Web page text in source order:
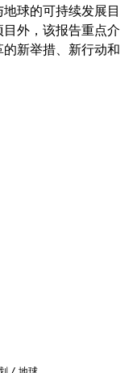
球的可持续发展目
外，该报告重点介
新举措、新行动和